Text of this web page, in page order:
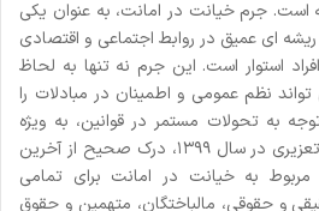
جرم خیانت در امانت، به عنوان یکی
ریشه ای عمیق در روابط اجتماعی و اقتصادی
استوار است. این جرم نه تنها به لحاظ
نظم عمومی و اطمینان در مبادلات را
به تحولات مستمر در قوانین، به ویژه
تصویب قانون کاهش حبس تعزیری در سال ۱۳۹۹، درک صحیح از آخرین
به خیانت در امانت برای تمامی
و حقوقی، مالباختگان، متهمین و حقوق